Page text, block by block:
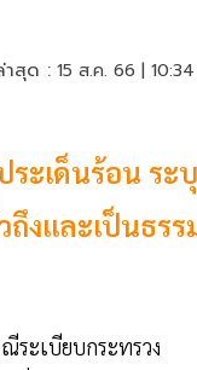
าสุด : 15 ส.ค. 66 |
ะเด็นร้อน ระบุ
งและเป็นธรร
ระเบียบกระทรวง